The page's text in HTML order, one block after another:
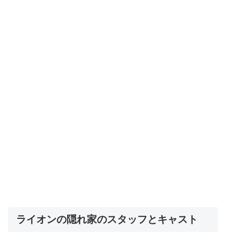
ライオンの隠れ家のスタッフとキャスト